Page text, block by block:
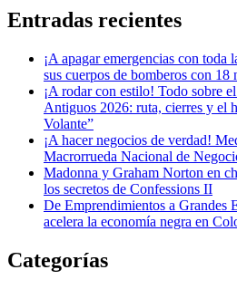
Entradas recientes
¡A apagar emergencias con
sus cuerpos de bomberos con 18
¡A rodar con estilo! Todo sobre
Antiguos 2026: ruta, cierres y el
Volante”
¡A hacer negocios de verdad!
Macrorrueda Nacional de
Madonna y Graham Norton en
los secretos de Confessions II
De Emprendimientos a Grandes
acelera la economía negra en
Categorías